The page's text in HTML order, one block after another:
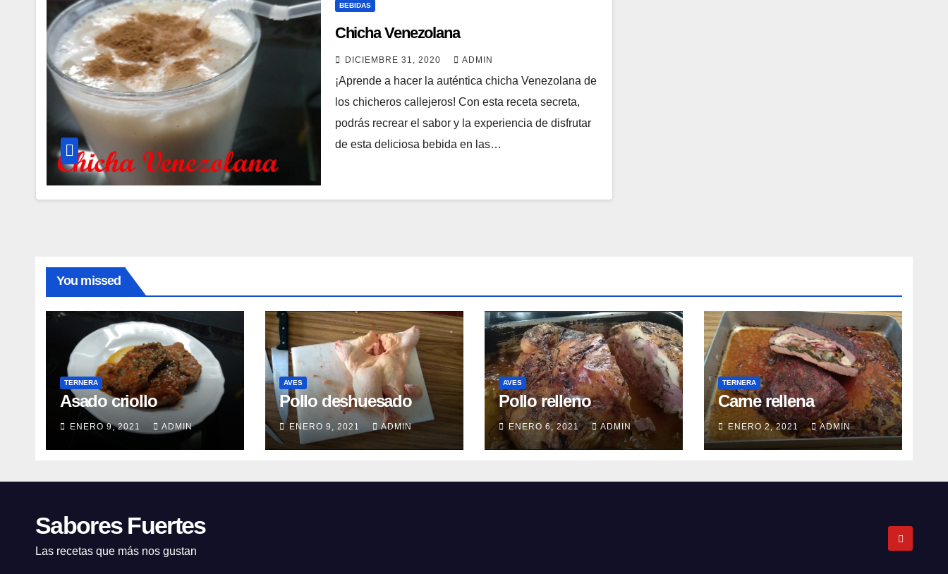
BEBIDAS
Chicha Venezolana
DICIEMBRE 31, 2020 ADMIN
¡Aprende a hacer la auténtica chicha Venezolana de
los chicheros callejeros! Con esta receta secreta,
podrás recrear el sabor y la experiencia de disfrutar
de esta deliciosa bebida en las…
You missed
TERNERA
Asado criollo
ENERO 9, 2021 ADMIN
AVES
Pollo deshuesado
ENERO 9, 2021 ADMIN
AVES
Pollo relleno
ENERO 6, 2021 ADMIN
TERNERA
Carne rellena
ENERO 2, 2021 ADMIN
Sabores Fuertes
Las recetas que más nos gustan